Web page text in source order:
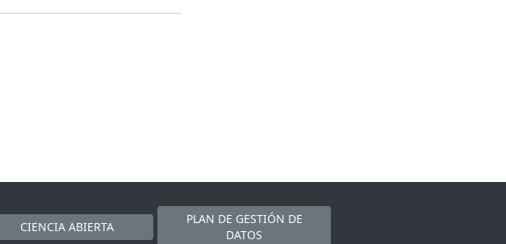
CIENCIA ABIERTA
PLAN DE GESTIÓN DE
DATOS